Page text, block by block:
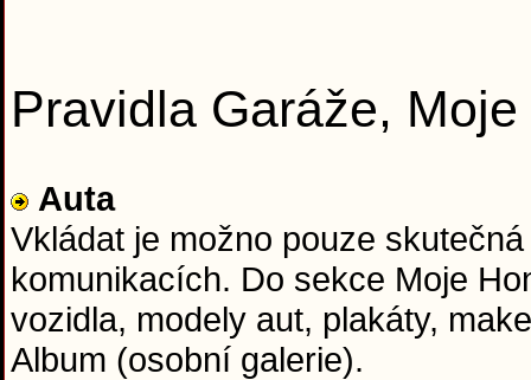
Pravidla Garáže,
Auta
Vkládat je možno pouze
komunikacích. Do sekce Moje
vozidla, modely aut, plakáty,
Album (osobní galerie).